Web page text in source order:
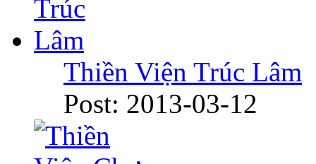
Thiền Viện Trúc Lâm
Post: 2013-03-12